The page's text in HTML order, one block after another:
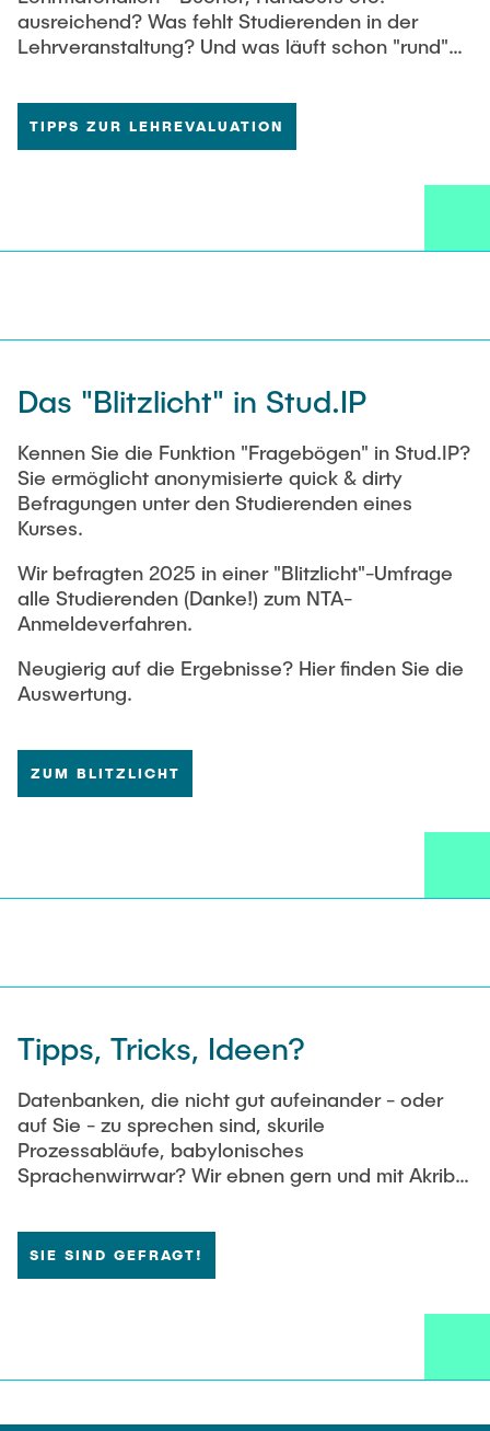
ausreichend? Was fehlt Studierenden in der
Lehrveranstaltung? Und was läuft schon "rund"?
nutzen Sie die Evaluationsergebnisse, um
darüber mit den Studierenden ins weitergehende
TIPPS ZUR LEHREVALUATION
Das "Blitzlicht" in Stud.IP
Kennen Sie die Funktion "Fragebögen" in Stud.IP?
Sie ermöglicht anonymisierte quick & dirty
Befragungen unter den Studierenden eines
Kurses.
Wir befragten 2025 in einer "Blitzlicht"-Umfrage
alle Studierenden (Danke!) zum NTA-
Anmeldeverfahren.
Neugierig auf die Ergebnisse? Hier finden Sie die
Auswertung.
ZUM BLITZLICHT
Tipps, Tricks, Ideen?
Datenbanken, die nicht gut aufeinander - oder
auf Sie - zu sprechen sind, skurile
Prozessabläufe, babylonisches
Sprachenwirrwar? Wir ebnen gern und mit Akribie
manchmal im Detail, erfindet Digitalisierung
phantasievoll neue Probleme - oder sind wir
SIE SIND GEFRAGT!